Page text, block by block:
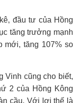
đầu tư của Hồng
tăng trưởng mạnh
mới, tăng 107% so
Vinh cũng cho biết,
2 của Hồng Kông
cầu. Với lợi thế là